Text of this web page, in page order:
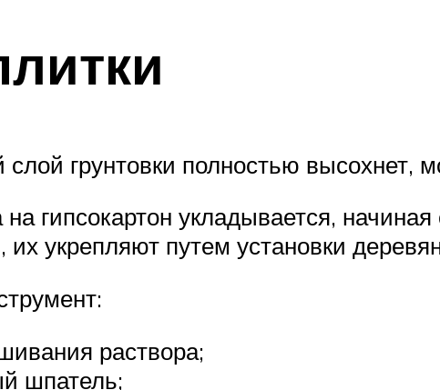
слой грунтовки полностью высохнет,
гипсокартон укладывается,
их укрепляют путем установки
раствора;
шпатель;